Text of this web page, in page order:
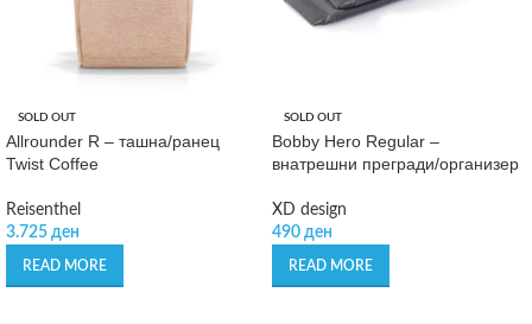
SOLD OUT
Allrounder R – ташна/ранец
Twist Coffee
Reisenthel
3.725 ден
READ MORE
SOLD OUT
Bobby Hero Regular –
внатрешни прегради/организер
XD design
490 ден
READ MORE